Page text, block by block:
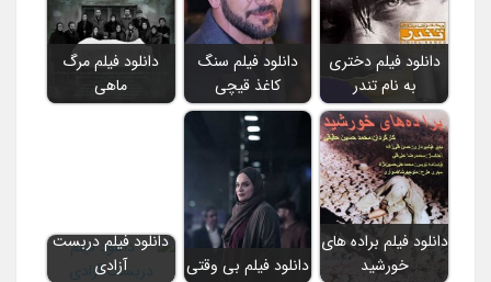
دانلود فیلم دختری
به نام تندر
دانلود فیلم سنگ
کاغذ قیچی
دانلود فیلم مرگ
ماهی
دانلود فیلم براده های
خورشید
دانلود فیلم بی وقتی
دانلود فیلم دربست
آزادی